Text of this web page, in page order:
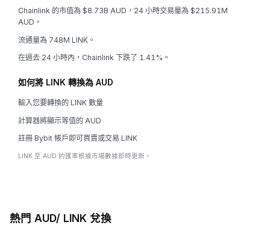
Chainlink 的市值為 $8.73B AUD，24 小時交易量為 $215.91M
AUD。
流通量為 748M LINK。
在過去 24 小時內，Chainlink 下跌了 1.41%。
如何將 LINK 轉換為 AUD
輸入您要轉換的 LINK 數量
計算器將顯示等值的 AUD
註冊 Bybit 帳戶即可買賣或交易 LINK
LINK 至 AUD 的匯率根據市場數據即時更新。
熱門 AUD/ LINK 兌換